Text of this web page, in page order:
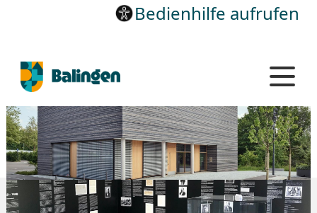
Bedienhilfe aufrufen